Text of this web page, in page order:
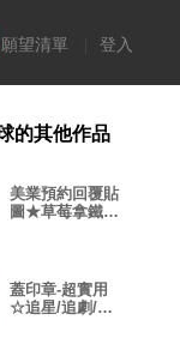
願望清單 登入
的其他作品
美業預約回覆貼
圖★草莓拿鐵風
蓋印章-超實用
☆追星/追劇/開